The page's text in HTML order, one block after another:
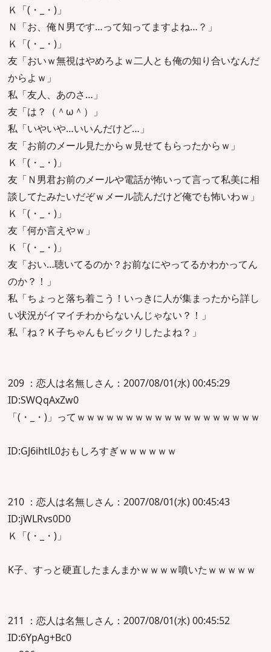
Ｋ「(・_・)」
Ｎ「お、俺Ｎ男です…って知ってますよね…？」
Ｋ「(・_・)」
友「おいｗ無視はやめろよｗ二人とも俺の知り合いなんだ
からよｗ」
私「友人、あのさ…」
友「は？（＾ω＾）」
私「いやいや…いいんだけど…」
友「お前のメール見たからｗ見せてもらったからｗ」
Ｋ「(・_・)」
友「Ｎ男君お前のメールや電話が怖いって言って私美に相
談してたみたいだぞｗメール読んだけど俺でも怖いわｗ」
Ｋ「(・_・)」
友「何か言えやｗ」
Ｋ「(・_・)」
友「おい…聴いてるのか？お前なにやってるかわかってん
のか？！」
私「ちょっと落ち着こう！いっきに人が集まったから詳し
い状況がイマイチわからないんじゃない？！」
私「ね？Ｋ子ちゃんもビックリしたよね？」
209 ：恋人は名無しさん：2007/08/01(水) 00:45:29
ID:SWQqAxZw0
「(・_・)」ってｗｗｗｗｗｗｗｗｗｗｗｗｗｗｗｗｗｗｗ
ID:GJ6ihtlL0おもしろすぎｗｗｗｗｗｗ
210 ：恋人は名無しさん：2007/08/01(水) 00:45:43
ID:jWLRvs0D0
Ｋ「(・_・)」
K子、すっと硬直したまんまかｗｗｗｗ噴いたｗｗｗｗｗ
211 ：恋人は名無しさん：2007/08/01(水) 00:45:52
ID:6YpAg+Bc0